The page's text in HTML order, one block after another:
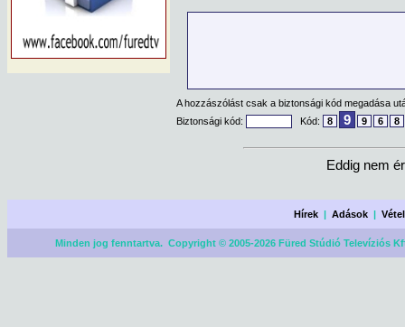
A hozzászólást csak a biztonsági kód megadása
Biztonsági kód:
Kód: 8 9 9 6 8
Eddig nem
Hírek |Adások |
Minden jog fenntartva. Copyright © 2005-2026 Füred Stúdió Televíziós